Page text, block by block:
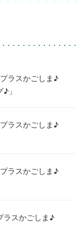
ラスかごしま♪
」
ラスかごしま♪
ラスかごしま♪
ラスかごしま♪